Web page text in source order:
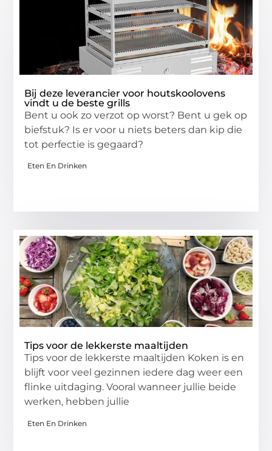
Bij deze leverancier voor houtskoolovens
vindt u de beste grills
Bent u ook zo verzot op worst? Bent u gek op
biefstuk? Is er voor u niets beters dan kip die
tot perfectie is gegaard?
Eten En Drinken
Tips voor de lekkerste maaltijden
Tips voor de lekkerste maaltijden Koken is en
blijft voor veel gezinnen iedere dag weer een
flinke uitdaging. Vooral wanneer jullie beide
werken, hebben jullie
Eten En Drinken